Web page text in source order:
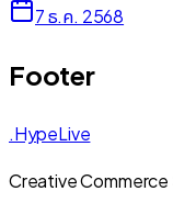
7 ธ.ค. 2568
Footer
.HypeLive
Creative